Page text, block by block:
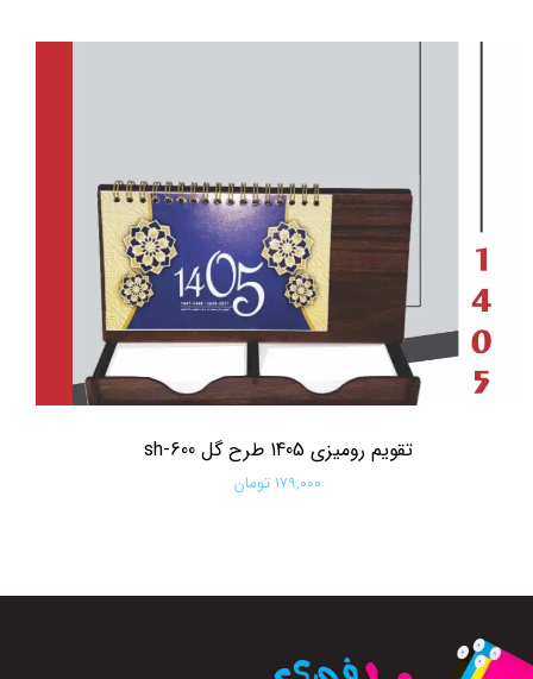
تقویم رومیزی 1405 طرح گل sh-600
۱۷۹,۰۰۰ تومان